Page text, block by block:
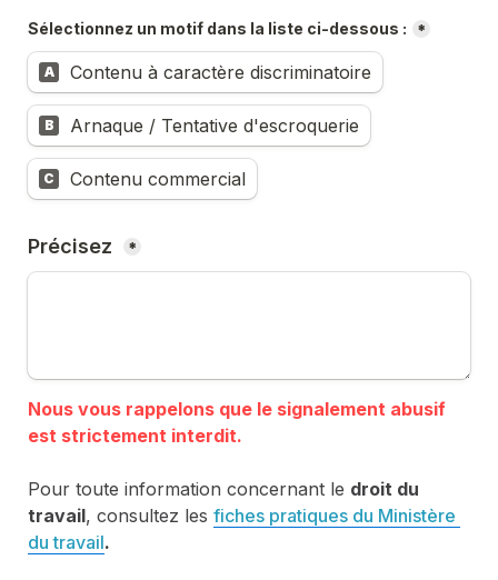
Sélectionnez un motif dans la liste ci-dessous : *
A Contenu à caractère discriminatoire
B Arnaque / Tentative d'escroquerie
C Contenu commercial
Précisez *
Nous vous rappelons que le signalement abusif
Pour toute information concernant le droit du
travail, consultez les fiches pratiques du Ministère
du travail